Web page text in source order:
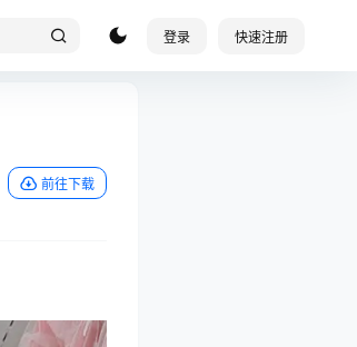
登录 快速注册
前往下载